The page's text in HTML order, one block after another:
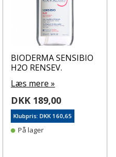
BIODERMA SENSIBIO
H2O RENSEV.
Læs mere »
DKK 189,00
Klubpris: DKK 160,65
På lager